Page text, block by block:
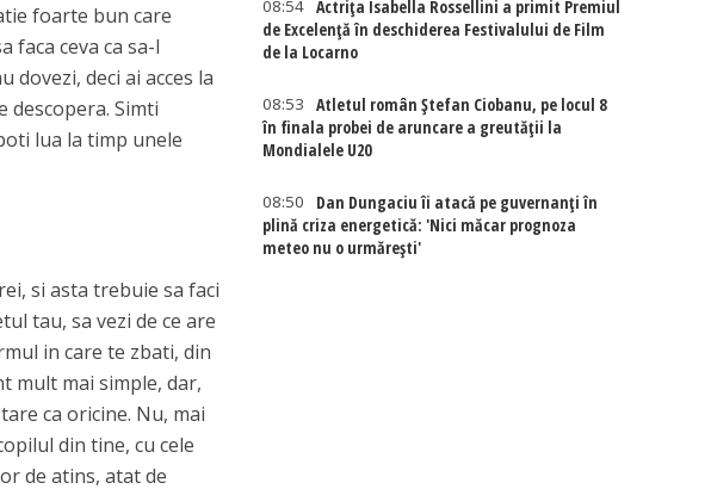
foarte bun care
faca ceva ca sa-l
deci ai acces la
Simti
lua la timp unele
si asta trebuie sa faci
tau, sa vezi de ce are
in care te zbati, din
mult mai simple, dar,
ca oricine. Nu, mai
din tine, cu cele
de atins, atat de
08:54 Actriţa Isabella Rossellini a primit Premiul
de Excelenţă în deschiderea Festivalului de Film
de la Locarno
08:53
Atletul român Ștefan Ciobanu, pe locul 8
în finala probei de aruncare a greutății la
Mondialele U20
08:50
Dan Dungaciu îi atacă pe guvernanți în
plină criza energetică: 'Nici măcar prognoza
meteo nu o urmărești'